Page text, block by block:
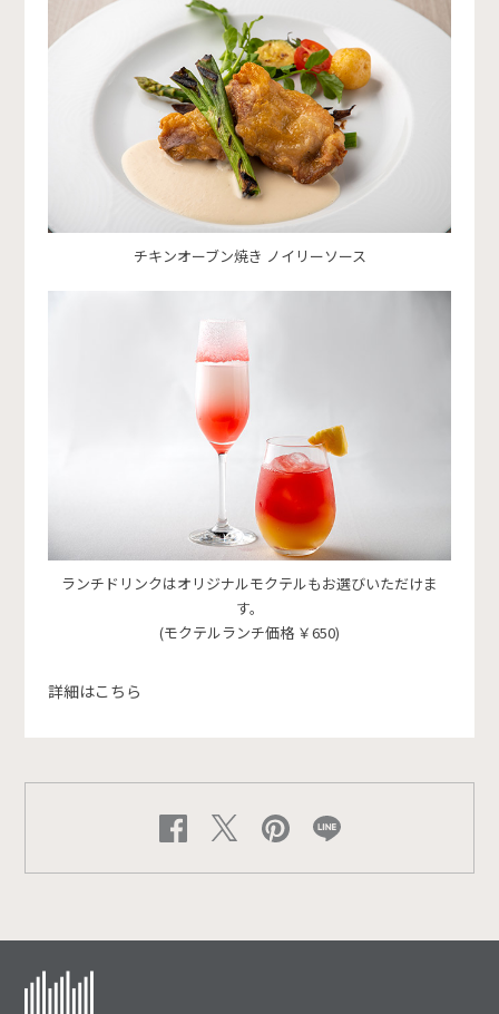
チキンオーブン焼き ノイリーソース
ランチドリンクはオリジナルモクテルもお選びいただけま
す。
(モクテルランチ価格 ￥650)
詳細はこちら